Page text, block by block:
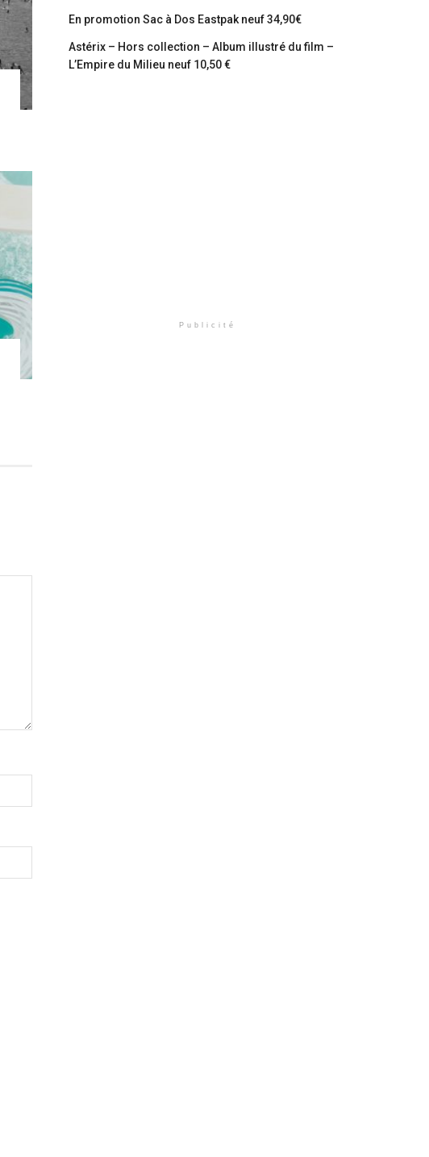
En promotion Sac à Dos Eastpak neuf 34,90€
Astérix – Hors collection – Album illustré du film –
L’Empire du Milieu neuf 10,50 €
Publicité